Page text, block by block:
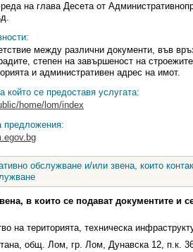
на глава Десета от
между различни документи, във
степен на завършеност на
и административен адрес на имот.
който се предоставя услугата:
home/lom/index
предложения:
обслужване и/или звена, които
в които се подават документите и
на територията, техническа
общ. Лом, гр. Лом, Дунавска 12, п.к.